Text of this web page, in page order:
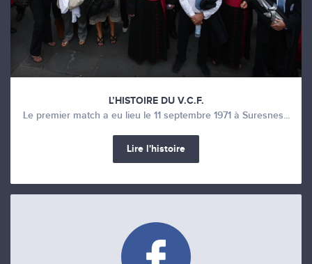
L’HISTOIRE DU V.C.F.
Le premier match a eu lieu le 11 septembre 1971 à Suresnes...
Lire l'histoire